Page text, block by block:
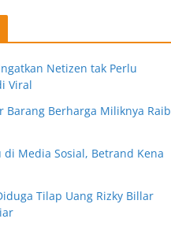
Netizen tak Perlu
Viral
Barang Berharga Miliknya Raib
di Media Sosial, Betrand Kena
Tilap Uang Rizky Billar